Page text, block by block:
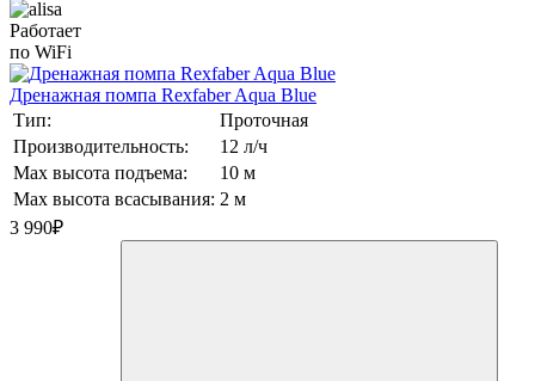
Работает
по WiFi
Дренажная помпа Rexfaber Aqua Blue
Тип:
Проточная
Производительность:
12 л/ч
Max высота подъема:
10 м
Max высота всасывания: 2 м
3 990₽